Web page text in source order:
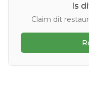
Is
Claim dit